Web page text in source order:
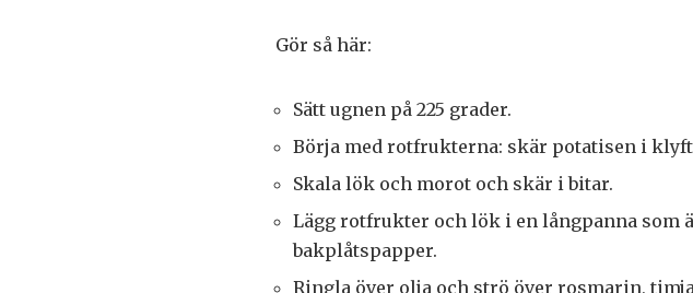
Gör så här:
Sätt ugnen på 225 grader.
Börja med rotfrukterna: skär potatisen i
Skala lök och morot och skär i bitar.
Lägg rotfrukter och lök i en långpanna som
bakplåtspapper.
Ringla över olja och strö över rosmarin,